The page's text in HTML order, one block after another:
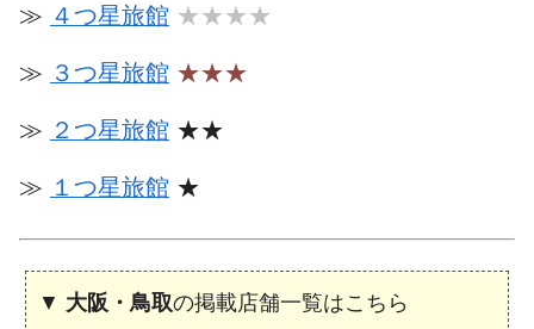
≫ ４つ星旅館 ★★★★
≫ ３つ星旅館 ★★★
≫ ２つ星旅館 ★★
≫ １つ星旅館 ★
▼ 大阪・鳥取の掲載店舗一覧はこちら